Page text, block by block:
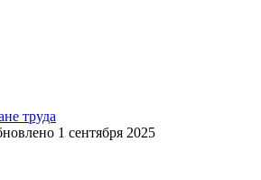
труда
1 сентября 2025